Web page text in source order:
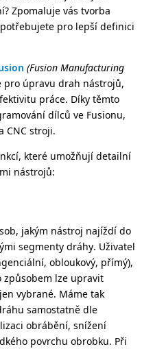
Zpomaluje vás tvorba
pro lepší definici
(Fusion Manufacturing
pro úpravu drah nástrojů,
práce. Díky těmto
dílců ve Fusionu,
CNC stroji.
které umožňují detailní
nástrojů:
jakým nástroj najíždí do
segmenty dráhy. Uživatel
obloukový, přímý),
způsobem lze upravit
vybrané. Máme tak
samostatně dle
obrábění, snížení
povrchu obrobku. Při